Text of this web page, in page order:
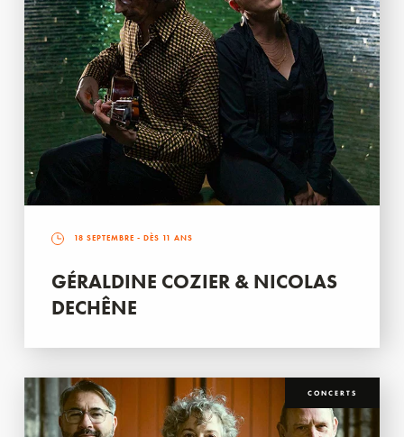
18 SEPTEMBRE - DÈS 11 ANS
GÉRALDINE COZIER & NICOLAS
DECHÊNE
CONCERTS